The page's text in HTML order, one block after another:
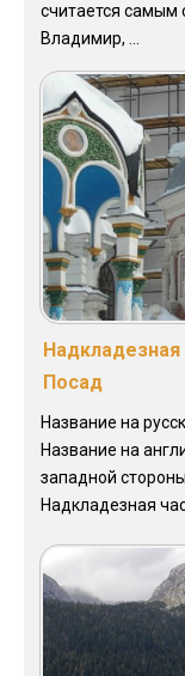
считается самым
Владимир, ...
Надкладезная
Посад
Название на
Название на
западной
Надкладезная